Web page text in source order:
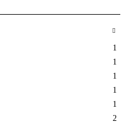
1
1
1
1
1
2